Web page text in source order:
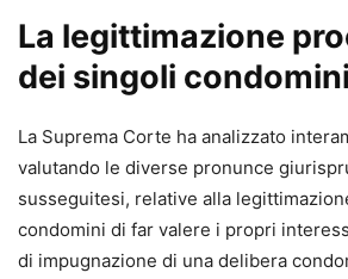
La legittimazione
dei singoli condomini
La Suprema Corte ha analizzato
valutando le diverse pronunce
susseguitesi, relative alla
condomini di far valere i propri
di impugnazione di una delibera